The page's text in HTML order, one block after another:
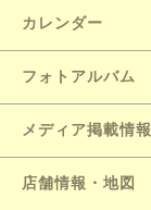
カレンダー
フォトアルバム
メディア掲載情報
店舗情報・地図